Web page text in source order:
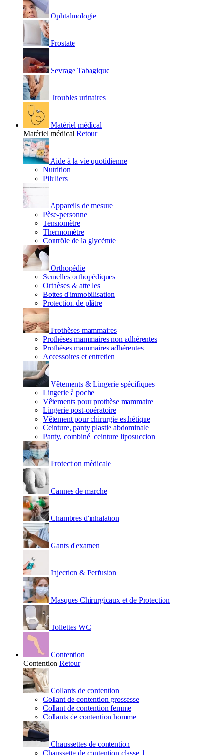
Ophtalmologie
Prostate
Sevrage Tabagique
Troubles urinaires
Matériel médical
Matériel médical Retour
Aide à la vie quotidienne
Nutrition
Piluliers
Appareils de mesure
Pèse-personne
Tensiomètre
Thermomètre
Contrôle de la glycémie
Orthopédie
Semelles orthopédiques
Orthèses & attelles
Bottes d'immobilisation
Protection de plâtre
Prothèses mammaires
Prothèses mammaires non adhérentes
Prothèses mammaires adhérentes
Accessoires et entretien
Vêtements & Lingerie spécifiques
Lingerie à poche
Vêtements pour prothèse mammaire
Lingerie post-opératoire
Vêtement pour chirurgie esthétique
Ceinture, panty plastie abdominale
Panty, combiné, ceinture liposuccion
Protection médicale
Cannes de marche
Chambres d'inhalation
Gants d'examen
Injection & Perfusion
Masques Chirurgicaux et de Protection
Toilettes WC
Contention
Contention Retour
Collants de contention
Collant de contention grossesse
Collant de contention femme
Collants de contention homme
Chaussettes de contention
Chaussette de contention classe 1